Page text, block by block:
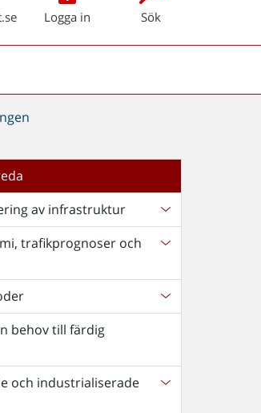
Logga in Sök
av infrastruktur
trafikprognoser och
behov till färdig
och industrialiserade